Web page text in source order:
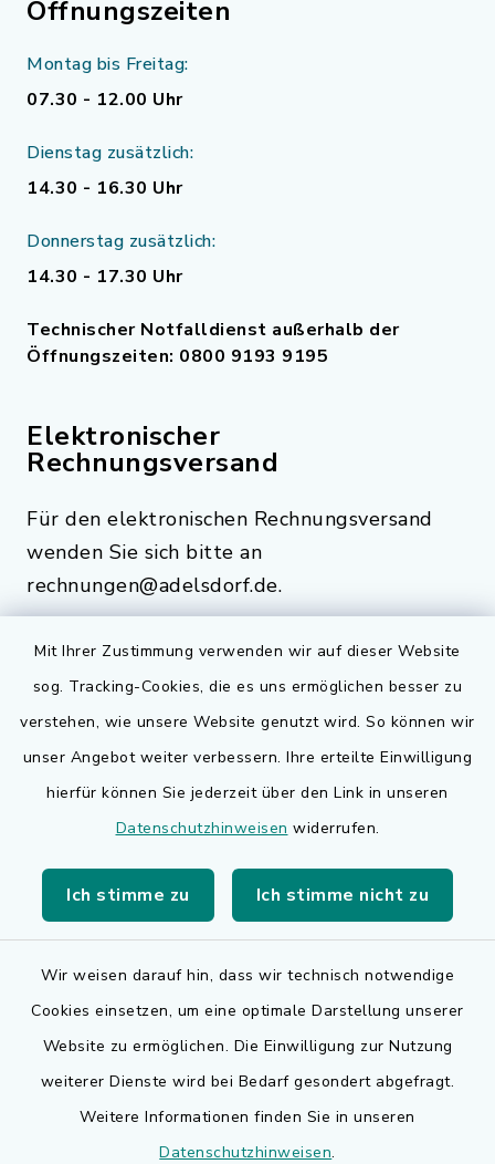
Mit Ihrer Zustimmung verwenden wir auf dieser Website
sog. Tracking-Cookies, die es uns ermöglichen besser zu
verstehen, wie unsere Website genutzt wird. So können wir
unser Angebot weiter verbessern. Ihre erteilte Einwilligung
hierfür können Sie jederzeit über den Link in unseren
Datenschutzhinweisen widerrufen.
Ich stimme zu Ich stimme nicht zu
Wir weisen darauf hin, dass wir technisch notwendige
Cookies einsetzen, um eine optimale Darstellung unserer
Website zu ermöglichen. Die Einwilligung zur Nutzung
weiterer Dienste wird bei Bedarf gesondert abgefragt.
Weitere Informationen finden Sie in unseren
Datenschutzhinweisen.
Öffnungszeiten
Montag bis Freitag:
07.30 - 12.00 Uhr
Dienstag zusätzlich:
14.30 - 16.30 Uhr
Donnerstag zusätzlich:
14.30 - 17.30 Uhr
Technischer Notfalldienst außerhalb der
Öffnungszeiten: 0800 9193 9195
Elektronischer
Rechnungsversand
Für den elektronischen Rechnungsversand
wenden Sie sich bitte an
rechnungen@adelsdorf.de.
Quicklinks
Bauen in Adelsdorf
BayernPortal
Landkreis Erlangen-Höchstadt
Barrierefreiheit